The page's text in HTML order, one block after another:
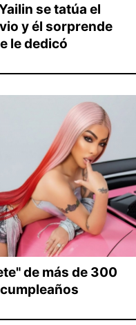
se tatúa el
y él sorprende
le dedicó
de más de 300